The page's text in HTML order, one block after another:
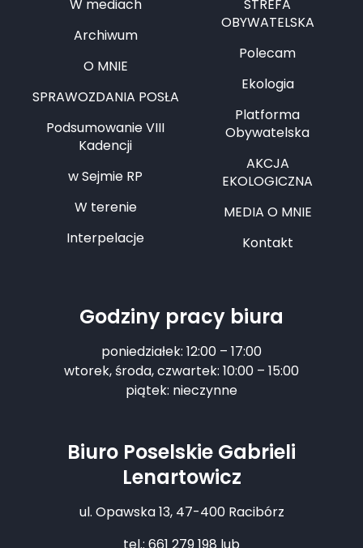
W mediach
Archiwum
O MNIE
SPRAWOZDANIA POSŁA
Podsumowanie VIII
Kadencji
w Sejmie RP
W terenie
Interpelacje
STREFA
OBYWATELSKA
Polecam
Ekologia
Platforma
Obywatelska
AKCJA
EKOLOGICZNA
MEDIA O MNIE
Kontakt
Godziny pracy biura
poniedziałek: 12:00 – 17:00
wtorek, środa, czwartek: 10:00 – 15:00
piątek: nieczynne
Biuro Poselskie Gabrieli
Lenartowicz
ul. Opawska 13, 47-400 Racibórz